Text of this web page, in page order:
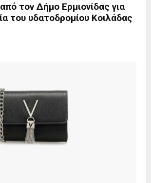
τον Δήμο Ερμιονίδας για
του υδατοδρομίου Κοιλάδας